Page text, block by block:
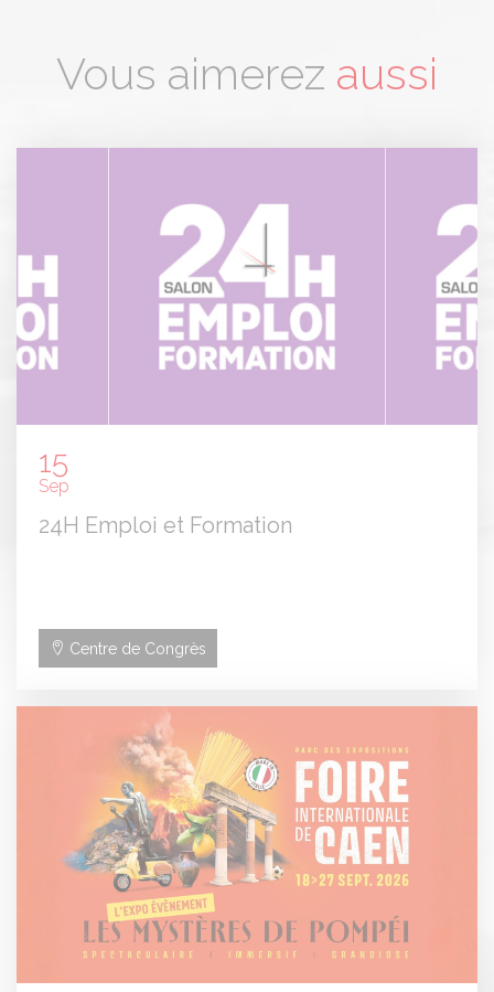
Vous aimerez aussi
15
Sep
24H Emploi et Formation
Centre de Congrès